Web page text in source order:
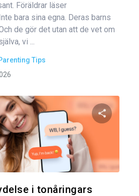
Föräldrar läser
bara sina egna. Deras barns
de gör det utan att de vet om
vi ...
Tips
i tonåringars